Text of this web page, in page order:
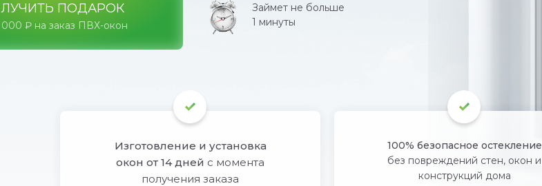
Займет не больше
1 минуты
Изготовление и установка
окон от 14 дней с момента
получения заказа
ПОДАРОК
100% безопасное остекление
без повреждений стен, окон и
конструкций дома
₽ на заказ ПВХ-окон